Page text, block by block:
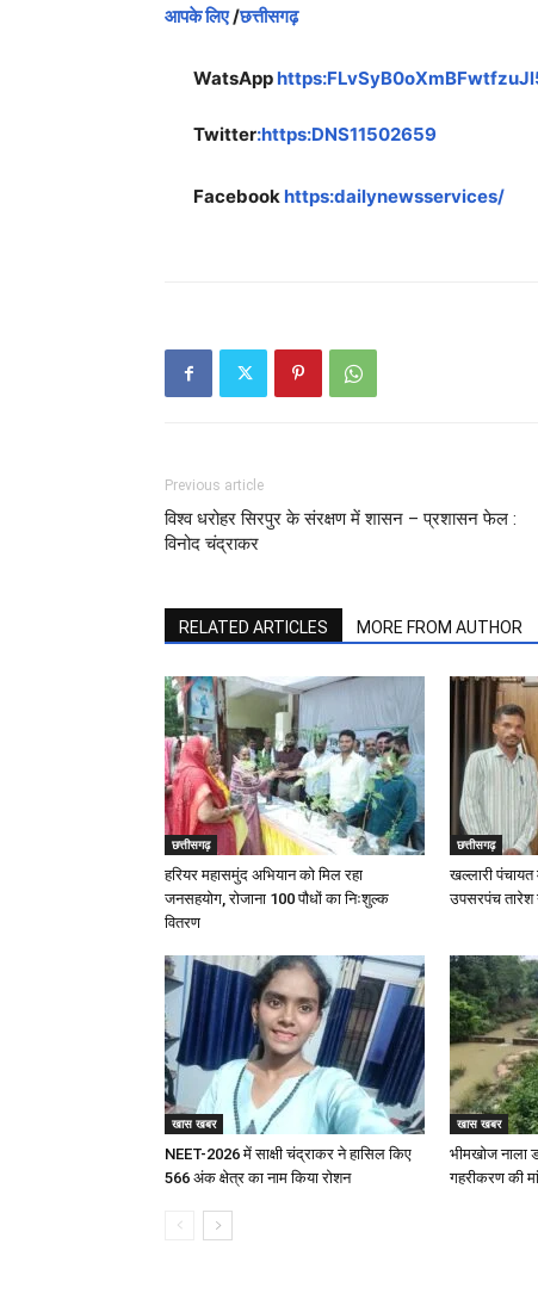
आपके लिए/छत्तीसगढ़
WatsApp
Twitter:https:DNS11502659
Facebook https:dailynewsservices/
Previous article
विश्व धरोहर सिरपुर के संरक्षण में शासन – प्रशासन फेल :
विनोद चंद्राकर
RELATED ARTICLES MORE FROM AUTHOR
छत्तीसगढ़
हरियर महासमुंद अभियान को मिल रहा
जनसहयोग, रोजाना 100 पौधों का निःशुल्क
वितरण
छत्तीसगढ़
खल्लारी पंचायत
उपसरपंच तारेश
खास खबर
NEET-2026 में साक्षी चंद्राकर ने हासिल किए
566 अंक क्षेत्र का नाम किया रोशन
खास खबर
भीमखोज नाला
गहरीकरण की